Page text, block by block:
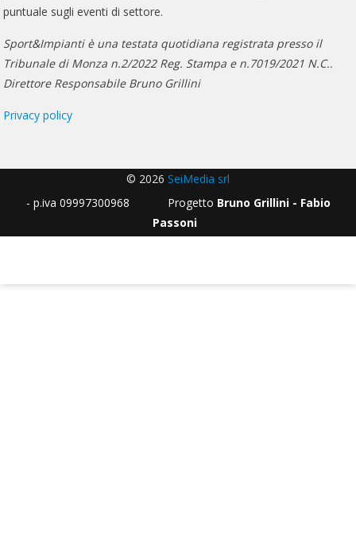
puntuale sugli eventi di settore.
Sport&Impianti è una testata quotidiana registrata presso il
Tribunale di Monza n.2/2022 Reg. Stampa e n.7019/2021 N.C..
Direttore Responsabile Bruno Grillini
Privacy policy
© 2026 SeiMedia srl
- p.iva 09997300968 Progetto Bruno Grillini - Fabio
Passoni